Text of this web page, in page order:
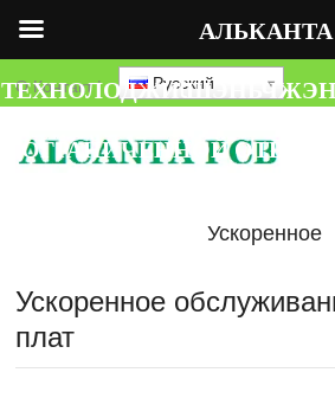
О Контакт| Русский
Ускоренное
обслуживание
Ускоренное
плат
АЛЬКАНТА
ОГРАНИЧЕННОЙ